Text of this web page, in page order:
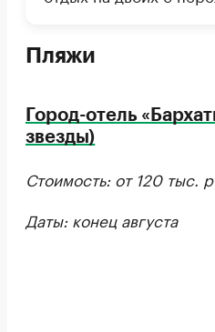
Пляжи
Город-отель
звезды)
Стоимость: от 120 тыс.
Даты: конец августа